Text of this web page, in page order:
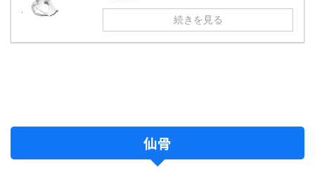
続きを見る
仙骨